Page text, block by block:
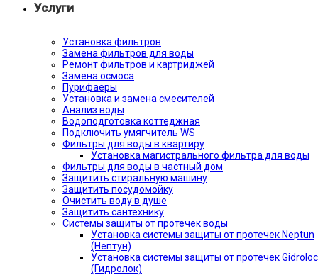
Услуги
Установка фильтров
Замена фильтров для воды
Ремонт фильтров и картриджей
Замена осмоса
Пурифаеры
Установка и замена смесителей
Анализ воды
Водоподготовка коттеджная
Подключить умягчитель WS
Фильтры для воды в квартиру
Установка магистрального фильтра для воды
Фильтры для воды в частный дом
Защитить стиральную машину
Защитить посудомойку
Очистить воду в душе
Защитить сантехнику
Системы защиты от протечек воды
Установка системы защиты от протечек Neptun
(Нептун)
Установка системы защиты от протечек
(Гидролок)